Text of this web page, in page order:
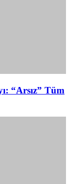
“Arsız” Tüm